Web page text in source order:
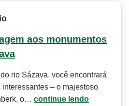
aos monumentos
rio Sázava, você encontrará
– o majestoso
o… continue lendo